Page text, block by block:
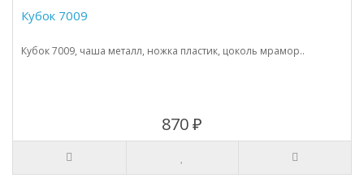
Кубок 7009
Кубок 7009, чаша металл, ножка пластик, цоколь мрамор..
870 ₽